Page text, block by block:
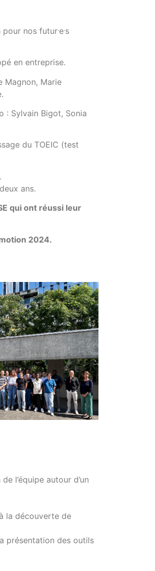
pour nos futur.e.s
en entreprise.
Magnon, Marie
: Sylvain Bigot, Sonia
du TOEIC (test
ans.
qui ont réussi leur
2024.
l’équipe autour d’un
la découverte de
présentation des outils